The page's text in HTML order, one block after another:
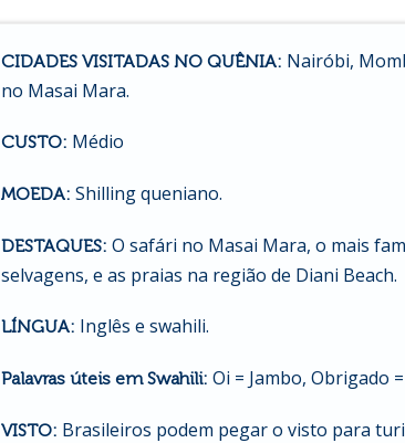
CIDADES VISITADAS NO QUÊNIA: Nairóbi,
no Masai Mara.
CUSTO: Médio
MOEDA: Shilling queniano.
DESTAQUES: O safári no Masai Mara, o mais
selvagens, e as praias na região de Diani Beach.
LÍNGUA: Inglês e swahili.
Palavras úteis em Swahili: Oi = Jambo, Obrigado
VISTO: Brasileiros podem pegar o visto para